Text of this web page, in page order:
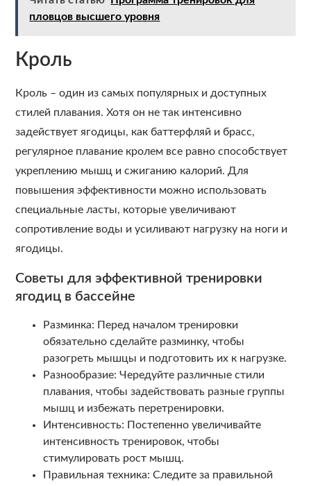
пловцов высшего уровня
Кроль
Кроль – один из самых популярных и доступных
стилей плавания. Хотя он не так интенсивно
задействует ягодицы, как баттерфляй и брасс,
регулярное плавание кролем все равно способствует
укреплению мышц и сжиганию калорий. Для
повышения эффективности можно использовать
специальные ласты, которые увеличивают
сопротивление воды и усиливают нагрузку на ноги и
ягодицы.
Советы для эффективной тренировки
ягодиц в бассейне
Разминка: Перед началом тренировки
обязательно сделайте разминку, чтобы
разогреть мышцы и подготовить их к нагрузке.
Разнообразие: Чередуйте различные стили
плавания, чтобы задействовать разные группы
мышц и избежать перетренировки.
Интенсивность: Постепенно увеличивайте
интенсивность тренировок, чтобы
стимулировать рост мышц.
Правильная техника: Следите за правильной